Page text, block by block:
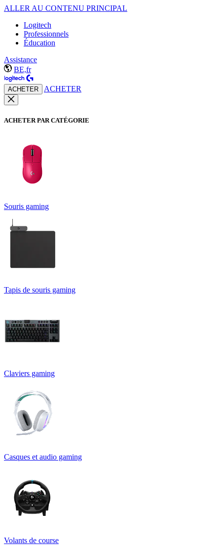
ALLER AU CONTENU PRINCIPAL
Logitech
Professionnels
Éducation
Assistance
BE,fr
ACHETER ACHETER
ACHETER PAR CATÉGORIE
Souris gaming
Tapis de souris gaming
Claviers gaming
Casques et audio gaming
Volants de course